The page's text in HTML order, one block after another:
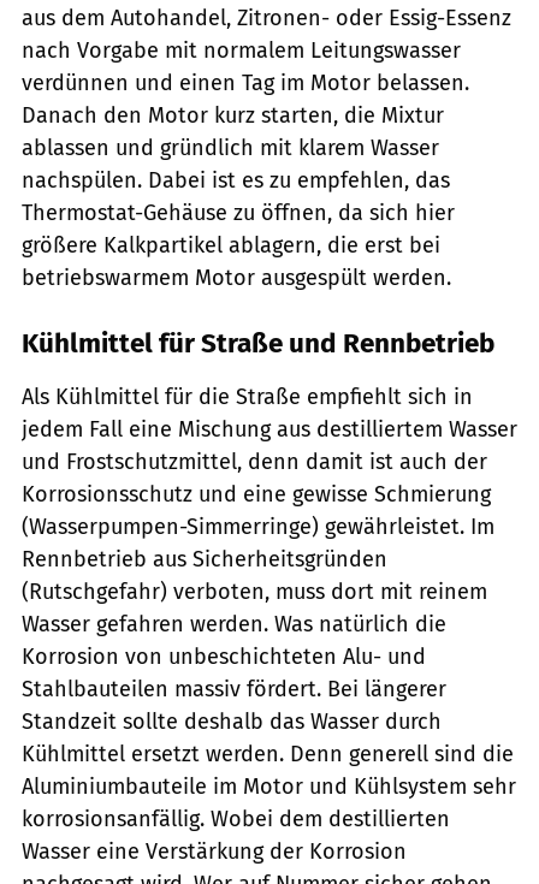
aus dem Autohandel, Zitronen- oder Essig-Essenz
nach Vorgabe mit normalem Leitungswasser
verdünnen und einen Tag im Motor belassen.
Danach den Motor kurz starten, die Mixtur
ablassen und gründlich mit klarem Wasser
nachspülen. Dabei ist es zu empfehlen, das
Thermostat-Gehäuse zu öffnen, da sich hier
größere Kalkpartikel ablagern, die erst bei
betriebswarmem Motor ausgespült werden.
Kühlmittel für Straße und Rennbetrieb
Als Kühlmittel für die Straße empfiehlt sich in
jedem Fall eine Mischung aus destilliertem Wasser
und Frostschutzmittel, denn damit ist auch der
Korrosionsschutz und eine gewisse Schmierung
(Wasserpumpen-Simmerringe) gewährleistet. Im
Rennbetrieb aus Sicherheitsgründen
(Rutschgefahr) verboten, muss dort mit reinem
Wasser gefahren werden. Was natürlich die
Korrosion von unbeschichteten Alu- und
Stahlbauteilen massiv fördert. Bei längerer
Standzeit sollte deshalb das Wasser durch
Kühlmittel ersetzt werden. Denn generell sind die
Aluminiumbauteile im Motor und Kühlsystem sehr
korrosionsanfällig. Wobei dem destillierten
Wasser eine Verstärkung der Korrosion